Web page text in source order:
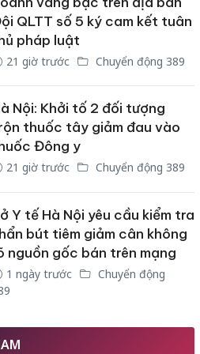
QLTT số 5 ký cam kết tuân
pháp luật
21 giờ trước Chuyển động 389
Nội: Khởi tố 2 đối tượng
thuốc tây giảm đau vào
Đông y
21 giờ trước Chuyển động 389
Y tế Hà Nội yêu cầu kiểm tra
bút tiêm giảm cân không
nguồn gốc bán trên mạng
1 ngày trước
Chuyển động